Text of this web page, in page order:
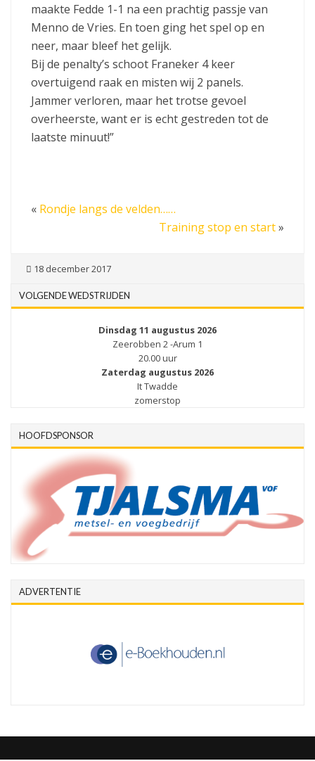
maakte Fedde 1-1 na een prachtig passje van
Menno de Vries. En toen ging het spel op en
neer, maar bleef het gelijk.
Bij de penalty’s schoot Franeker 4 keer
overtuigend raak en misten wij 2 panels.
Jammer verloren, maar het trotse gevoel
overheerste, want er is echt gestreden tot de
laatste minuut!”
« Rondje langs de velden……
Training stop en start»
18 december 2017
VOLGENDE WEDSTRIJDEN
Dinsdag 11 augustus 2026
Zeerobben 2 -Arum 1
20.00 uur
Zaterdag augustus 2026
It Twadde
zomerstop
HOOFDSPONSOR
ADVERTENTIE